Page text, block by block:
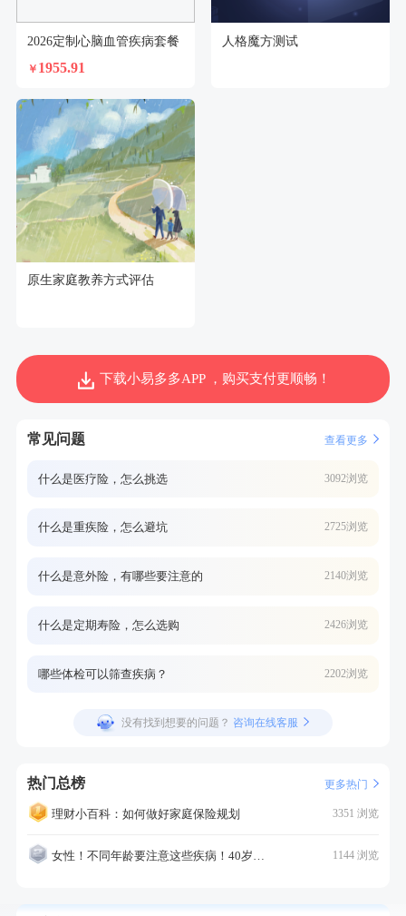
2026定制心脑血管疾病套餐
￥ 1955.91
人格魔方测试
原生家庭教养方式评估
下载小易多多APP ，购买支付更顺畅！
常见问题 查看更多
什么是医疗险，怎么挑选 3092浏览
什么是重疾险，怎么避坑 2725浏览
什么是意外险，有哪些要注意的 2140浏览
什么是定期寿险，怎么选购 2426浏览
哪些体检可以筛查疾病？ 2202浏览
没有找到想要的问题？ 咨询在线客服
热门总榜 更多热门
理财小百科：如何做好家庭保险规划 3351 浏览
女性！不同年龄要注意这些疾病！40岁的这个疾病最需要注意！ 1144 浏览